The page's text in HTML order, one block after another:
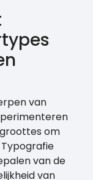
van
om
van de
van